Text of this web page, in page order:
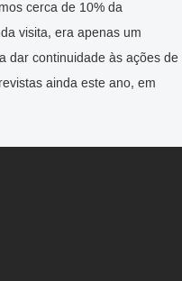
cerca de 10% da
visita, era apenas um
dar continuidade às ações de
ainda este ano, em